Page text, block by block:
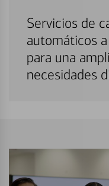
Servicios de
automáticos
para una
necesidades